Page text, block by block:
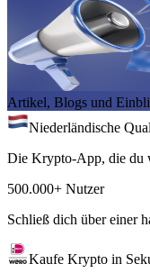
Artikel, Blogs und
Niederländische
Die Krypto-App, die du
500.000+ Nutzer
Schließ dich über einer
Kaufe Krypto in